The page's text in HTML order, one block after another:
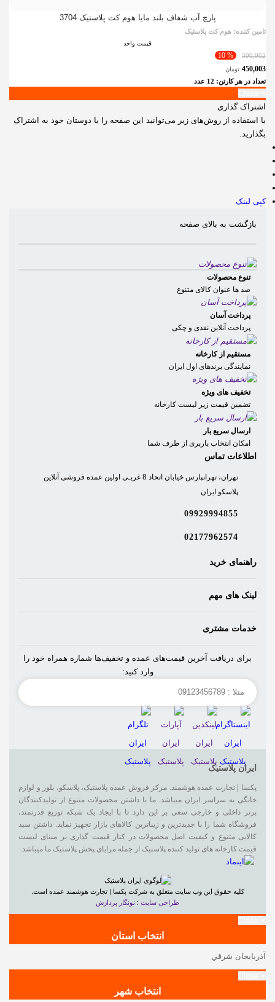
پارچ آب شفاف بلند مایا هوم کت پلاستیک 3704
تامین کننده: هوم کت پلاستیک
قیمت واحد
500,062
% 10
450,003 تومان
تعداد در هر کارتن: 12 عدد
اشتراک گذاری
با استفاده از روش‌های زیر می‌توانید این صفحه را با دوستان خود به اشتراک
بگذارید.
کپی لینک
بازگشت به بالای صفحه
تنوع محصولات
صد ها عنوان کالای متنوع
پرداخت آسان
پرداخت آنلاین نقدی و چکی
مستقیم از کارخانه
نمایندگی برندهای اول ایران
تخفیف های ویژه
تضمین قیمت زیر لیست کارخانه
ارسال سریع بار
امکان انتخاب باربری از طرف شما
اطلاعات تماس
تهران، تهرانپارس خیابان اتحاد 8 غربـی اولین عمده فروشی آنلاین
پلاسکو ایران
09929994855
02177962574
راهنمای خرید
لینک های مهم
خدمات مشتری
برای دریافت آخرین قیمت‌های عمده و تخفیف‌ها شماره همراه خود را
وارد کنید:
ایران پلاستیک
پکسا | تجارت عمده هوشمند. مرکز فروش عمده پلاستیک، پلاسکو، بلور و لوازم
خانگی به سراسر ایران میباشد. ما با داشتن محصولات متنوع از تولیدکنندگان
برتر داخلی و خارجی سعی بر این دارد تا با ایجاد یک شبکه توزیع قدرتمند،
فروشگاه شما را با جدیدترین و زیباترین کالاهای بازار تجهیز نماید. داشتن سبد
کالایی متنوع و کیفیت اصل محصولات در کنار قیمت گذاری بر مبنای لیست
قیمت کارخانه های تولید کننده پلاستیک از جمله مزایای پخش پلاستیک ما میباشد.
کلیه حقوق این وب سایت متعلق به شرکت پکسا | تجارت هوشمند عمده است.
طراحی سایت : نونگار پردازش
انتخاب استان
آذربايجان شرقي
انتخاب شهر